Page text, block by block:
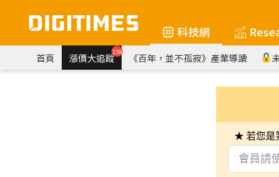
科技網
首頁 漲價大追蹤259 《百年，並不孤寂》產業導讀
★ 若您是